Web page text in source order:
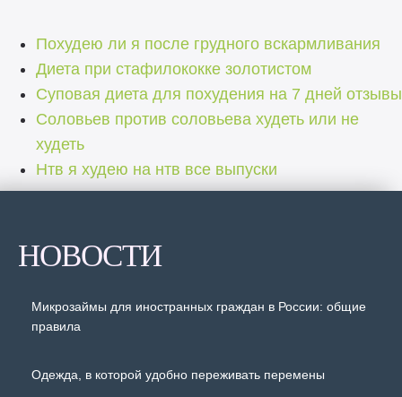
Похудею ли я после грудного вскармливания
Диета при стафилококке золотистом
Суповая диета для похудения на 7 дней отзывы
Соловьев против соловьева худеть или не
худеть
Нтв я худею на нтв все выпуски
НОВОСТИ
Микрозаймы для иностранных граждан в России: общие
правила
Одежда, в которой удобно переживать перемены